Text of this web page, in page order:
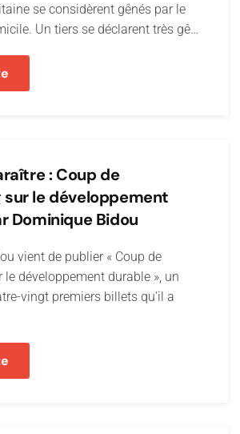
se considèrent gênés par le
Un tiers se déclarent très gê…
: Coup de
sur le développement
Dominique Bidou
vient de publier « Coup de
développement durable », un
vingt premiers billets qu’il a